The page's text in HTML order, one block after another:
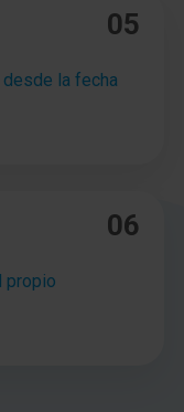
05
la fecha
06
propio